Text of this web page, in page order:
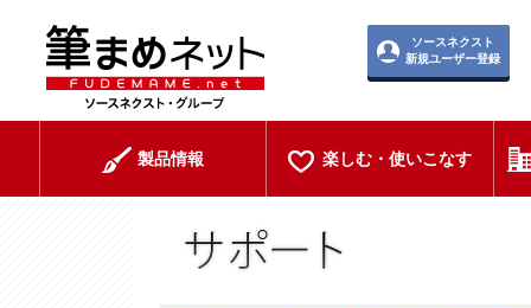
ソースネクスト
新規ユーザー登録
製品情報 楽しむ・使いこなす